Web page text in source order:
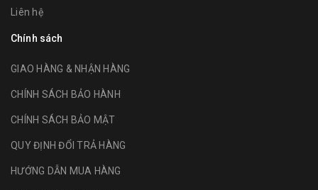
Liên hệ
Chính sách
GIAO HÀNG & NHẬN HÀNG
CHÍNH SÁCH BẢO HÀNH
CHÍNH SÁCH BẢO MẬT
QUY ĐỊNH ĐỔI TRẢ HÀNG
HƯỚNG DẪN MUA HÀNG